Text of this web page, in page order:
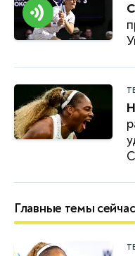
Главные темы сейчас